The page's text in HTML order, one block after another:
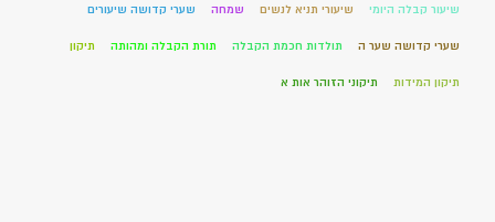
שיעור קבלה היומי שיעורי תניא לנשים שמחה שערי קדושה שיעורים
שערי קדושה שער ה תולדות חכמת הקבלה תורת הקבלה ומהותה תיקון
תיקון המידות תיקוני הזוהר אות א